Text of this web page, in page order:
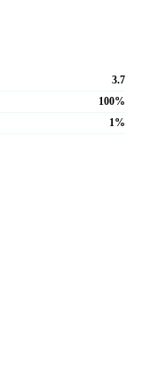
3.7
100%
1%